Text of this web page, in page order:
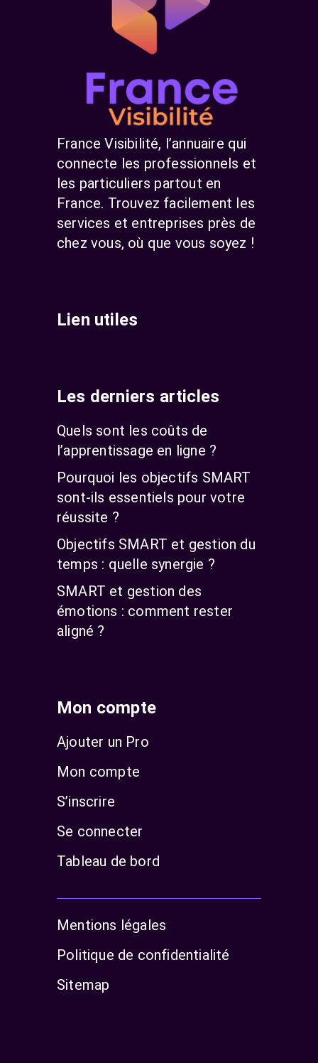
France Visibilité, l’annuaire qui
connecte les professionnels et
les particuliers partout en
France. Trouvez facilement les
services et entreprises près de
chez vous, où que vous soyez !
Lien utiles
Les derniers articles
Quels sont les coûts de
l’apprentissage en ligne ?
Pourquoi les objectifs SMART
sont-ils essentiels pour votre
réussite ?
Objectifs SMART et gestion du
temps : quelle synergie ?
SMART et gestion des
émotions : comment rester
aligné ?
Mon compte
Ajouter un Pro
Mon compte
S’inscrire
Se connecter
Tableau de bord
Mentions légales
Politique de confidentialité
Sitemap